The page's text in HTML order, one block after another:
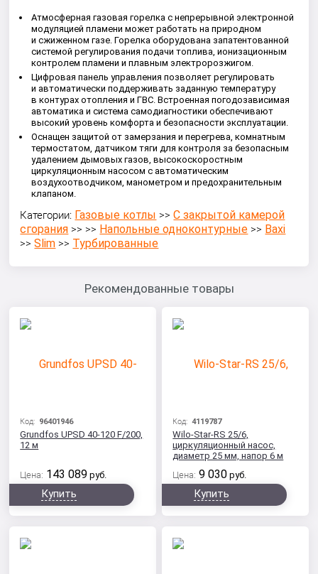
Атмосферная газовая горелка с непрерывной электронной
модуляцией пламени может работать на природном
и сжиженном газе. Горелка оборудована запатентованной
системой регулирования подачи топлива, ионизационным
контролем пламени и плавным электророзжигом.
Цифровая панель управления позволяет регулировать
и автоматически поддерживать заданную температуру
в контурах отопления и ГВС. Встроенная погодозависимая
автоматика и система самодиагностики обеспечивают
высокий уровень комфорта и безопасности эксплуатации.
Оснащен защитой от замерзания и перегрева, комнатным
термостатом, датчиком тяги для контроля за безопасным
удалением дымовых газов, высокоскоростным
циркуляционным насосом с автоматическим
воздухоотводчиком, манометром и предохранительным
клапаном.
Категории: Газовые котлы >>С закрытой камерой
сгорания >> >> Напольные одноконтурные >> Baxi
>>Slim >> Турбированные
Рекомендованные товары
Код: 96401946
Grundfos UPSD 40-120 F/200,
12 м
Цена: 143 089 руб.
Купить
Код:4119787
Wilo-Star-RS 25/6,
циркуляционный насос,
диаметр 25 мм, напор 6 м
Цена: 9 030 руб.
Купить